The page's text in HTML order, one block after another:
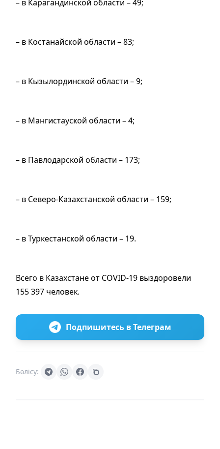
– в Карагандинской области – 49;
– в Костанайской области – 83;
– в Кызылординской области – 9;
– в Мангистауской области – 4;
– в Павлодарской области – 173;
– в Северо-Казахстанской области – 159;
– в Туркестанской области – 19.
Всего в Казахстане от COVID-19 выздоровели
155 397 человек.
Подпишитесь в Телеграм
Бөлісу: